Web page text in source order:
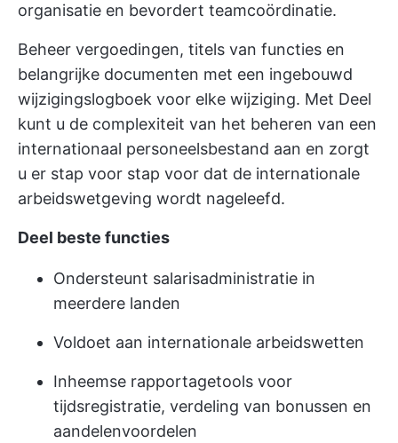
organisatie en bevordert teamcoördinatie.
Beheer vergoedingen, titels van functies en
belangrijke documenten met een ingebouwd
wijzigingslogboek voor elke wijziging. Met Deel
kunt u de complexiteit van het beheren van een
internationaal personeelsbestand aan en zorgt
u er stap voor stap voor dat de internationale
arbeidswetgeving wordt nageleefd.
Deel beste functies
Ondersteunt salarisadministratie in
meerdere landen
Voldoet aan internationale arbeidswetten
Inheemse rapportagetools voor
tijdsregistratie, verdeling van bonussen en
aandelenvoordelen